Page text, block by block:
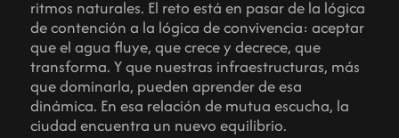
ritmos naturales. El reto está en pasar de la lógica
de contención a la lógica de convivencia: aceptar
que el agua fluye, que crece y decrece, que
transforma. Y que nuestras infraestructuras, más
que dominarla, pueden aprender de esa
dinámica. En esa relación de mutua escucha, la
ciudad encuentra un nuevo equilibrio.